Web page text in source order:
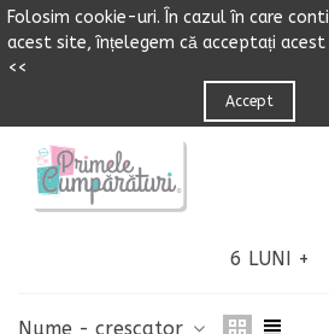
Folosim cookie-uri. n cazulîn care
acest site,înțelegem că acceptați acest
<<
Accept
6 LUNI +
Nume - crescator